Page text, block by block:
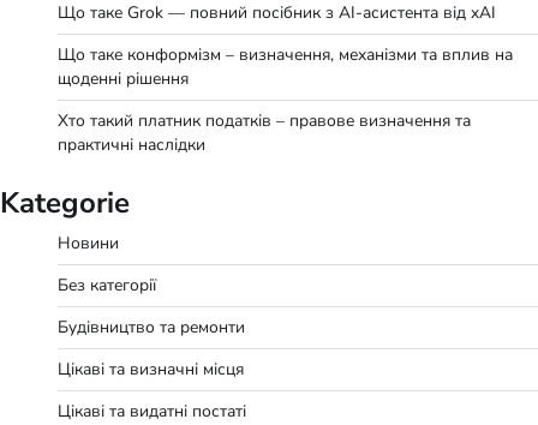
Що таке Grok — повний посібник з AI-асистента від xAI
Що таке конформізм – визначення, механізми та вплив на
щоденні рішення
Хто такий платник податків – правове визначення та
практичні наслідки
Kategorie
Новини
Без категорії
Будівництво та ремонти
Цікаві та визначні місця
Цікаві та видатні постаті